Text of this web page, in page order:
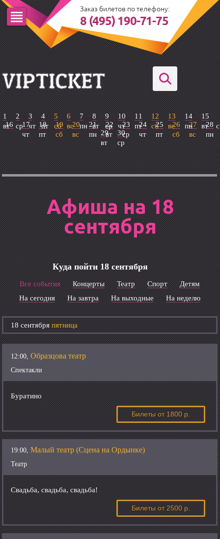
Заказ билетов по телефону:
8 (495) 190-71-75
вт
1
ср
2
чт
3
пт
4
сб
5
вс
6
пн
7
вт
8
ср
9
чт
10
пт
11
сб
12
вс
13
пн
14
вт
15
16
чт
17
пт
18
сб
19
вс
20
пн
21
вт
22
ср
23
чт
24
пт
25
сб
26
вс
27
пн
28
вт
29
ср
30
Афиша на 18
сентября
Куда пойти 18 сентября
Все события Концерты Театр Спорт
Детям
На сегодня
На завтра На выходные На неделю
18 сентябряпятница
12:00,Образцова театр
Спектакли
Буратино
Билеты от 1800 р.
19:00,Малый театр (Сцена на Ордынке)
Театр
Свадьба, свадьба, свадьба!
Билеты от 2500 р.